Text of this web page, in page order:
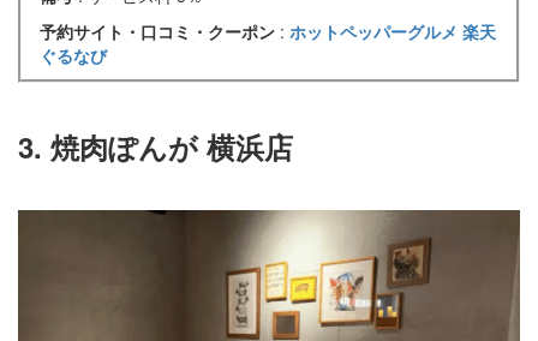
予約サイト・口コミ・クーポン : ホットペッパーグルメ 楽天
ぐるなび
3. 焼肉ぽんが 横浜店